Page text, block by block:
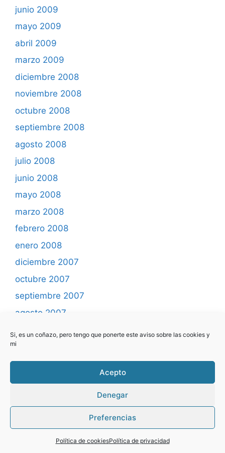
Si, es un coñazo, pero tengo que ponerte este aviso sobre las cookies y
mi
Acepto
Denegar
Preferencias
Política de cookiesPolítica de privacidad
junio 2009
mayo 2009
abril 2009
marzo 2009
diciembre 2008
noviembre 2008
octubre 2008
septiembre 2008
agosto 2008
julio 2008
junio 2008
mayo 2008
marzo 2008
febrero 2008
enero 2008
diciembre 2007
octubre 2007
septiembre 2007
agosto 2007
abril 2007
marzo 2007
© 2026 Yo programo ... el blog• Creado con
GeneratePress